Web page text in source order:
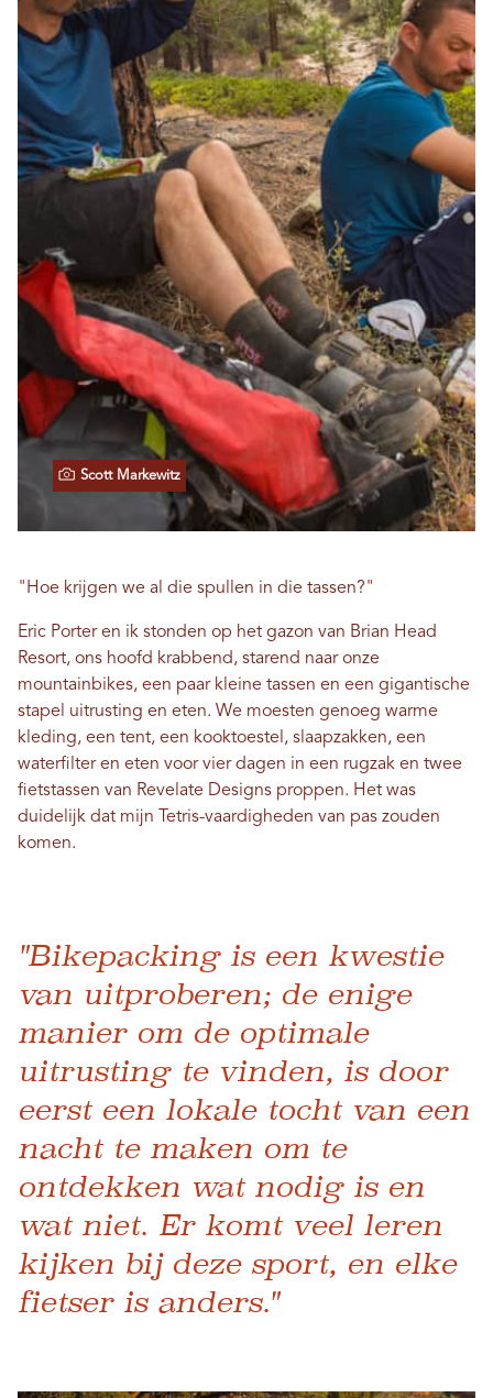
Scott Markewitz
"Hoe krijgen we al die spullen in die tassen?"
Eric Porter en ik stonden op het gazon van Brian Head
Resort, ons hoofd krabbend, starend naar onze
mountainbikes, een paar kleine tassen en een gigantische
stapel uitrusting en eten. We moesten genoeg warme
kleding, een tent, een kooktoestel, slaapzakken, een
waterfilter en eten voor vier dagen in een rugzak en twee
fietstassen van Revelate Designs proppen. Het was
duidelijk dat mijn Tetris-vaardigheden van pas zouden
komen.
"Bikepacking is een kwestie
van uitproberen; de enige
manier om de optimale
uitrusting te vinden, is door
eerst een lokale tocht van een
nacht te maken om te
ontdekken wat nodig is en
wat niet. Er komt veel leren
kijken bij deze sport, en elke
fietser is anders."